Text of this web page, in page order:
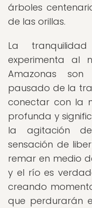
árboles
de las orillas.
La
experimenta al
Amazonas son
pausado de la
conectar con la
profunda y
la agitación
sensación de
remar en medio
y el río es
creando
que perdurarán